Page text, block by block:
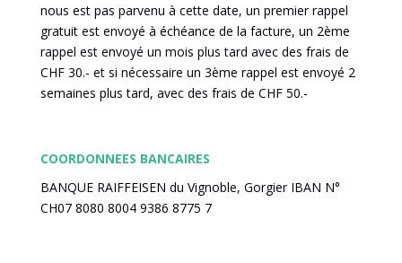
nous est pas parvenu à cette date, un premier rappel
gratuit est envoyé à échéance de la facture, un 2ème
rappel est envoyé un mois plus tard avec des frais de
CHF 30.- et si nécessaire un 3ème rappel est envoyé 2
semaines plus tard, avec des frais de CHF 50.-
COORDONNEES BANCAIRES
BANQUE RAIFFEISEN du Vignoble, Gorgier IBAN N°
CH07 8080 8004 9386 8775 7